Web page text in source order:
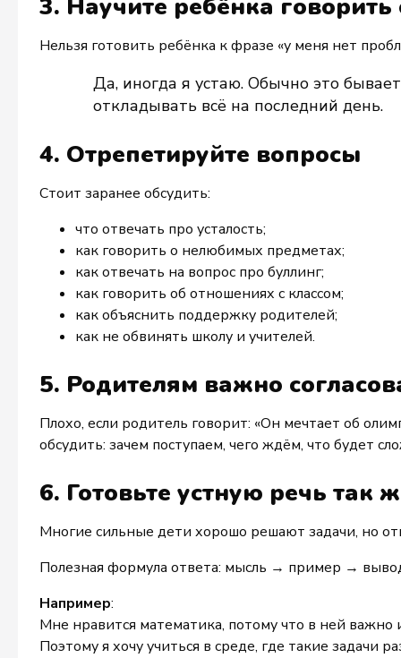
3. Научите ребёнка говорить
Нельзя готовить ребёнка к фразе «у меня нет
Да, иногда я устаю. Обычно это
откладывать всё на последний день.
4. Отрепетируйте вопросы
Стоит заранее обсудить:
что отвечать про усталость;
как говорить о нелюбимых предметах;
как отвечать на вопрос про буллинг;
как говорить об отношениях с классом;
как объяснить поддержку родителей;
как не обвинять школу и учителей.
5. Родителям важно
Плохо, если родитель говорит: «Он мечтает об
обсудить: зачем поступаем, чего ждём, что будет
6. Готовьте устную речь
Многие сильные дети хорошо решают задачи, но
Полезная формула ответа: мысль → пример →
Например:
Мне нравится математика, потому что в ней
Поэтому я хочу учиться в среде, где такие задачи